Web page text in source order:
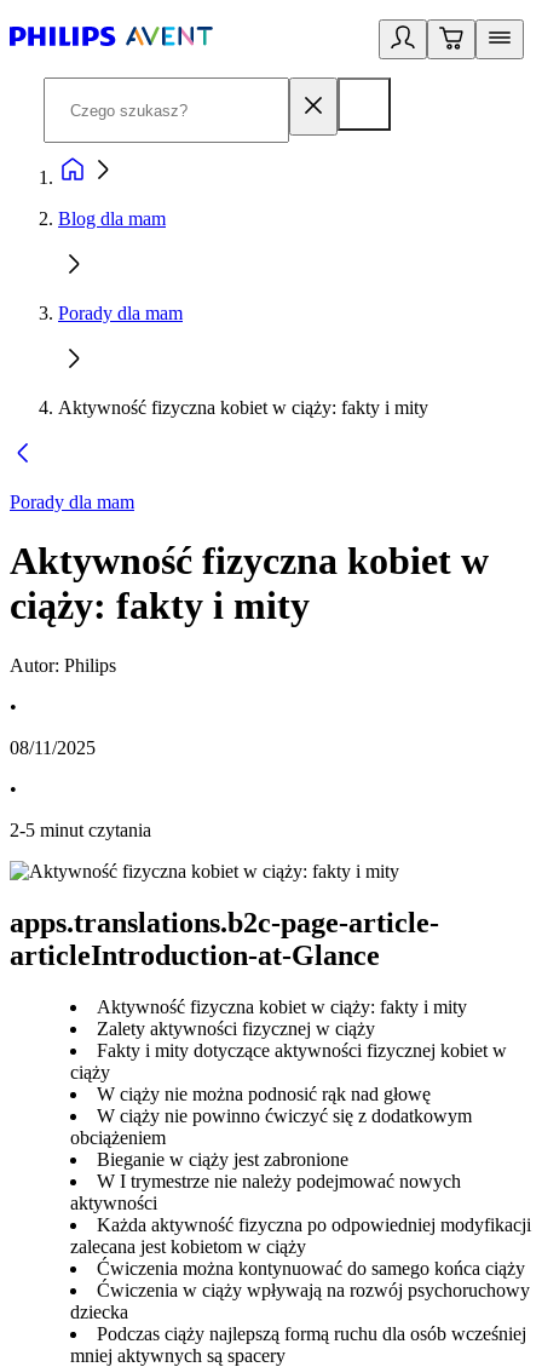
Blog dla mam
Porady dla mam
Aktywność fizyczna kobiet w ciąży: fakty i mity
Porady dla mam
Aktywność fizyczna kobiet w
ciąży: fakty i mity
Autor: Philips
•
08/11/2025
•
2-5 minut czytania
apps.translations.b2c-page-article-
articleIntroduction-at-Glance
Aktywność fizyczna kobiet w ciąży: fakty i mity
Zalety aktywności fizycznej w ciąży
Fakty i mity dotyczące aktywności fizycznej kobiet w
ciąży
W ciąży nie można podnosić rąk nad głowę
W ciąży nie powinno ćwiczyć się z dodatkowym
obciążeniem
Bieganie w ciąży jest zabronione
W I trymestrze nie należy podejmować nowych
aktywności
Każda aktywność fizyczna po odpowiedniej modyfikacji
zalecana jest kobietom w ciąży
Ćwiczenia można kontynuować do samego końca ciąży
Ćwiczenia w ciąży wpływają na rozwój psychoruchowy
dziecka
Podczas ciąży najlepszą formą ruchu dla osób wcześniej
mniej aktywnych są spacery